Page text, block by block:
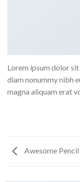
Lorem ipsum dolor
diam nonummy nibh
magna aliquam erat
Awesome